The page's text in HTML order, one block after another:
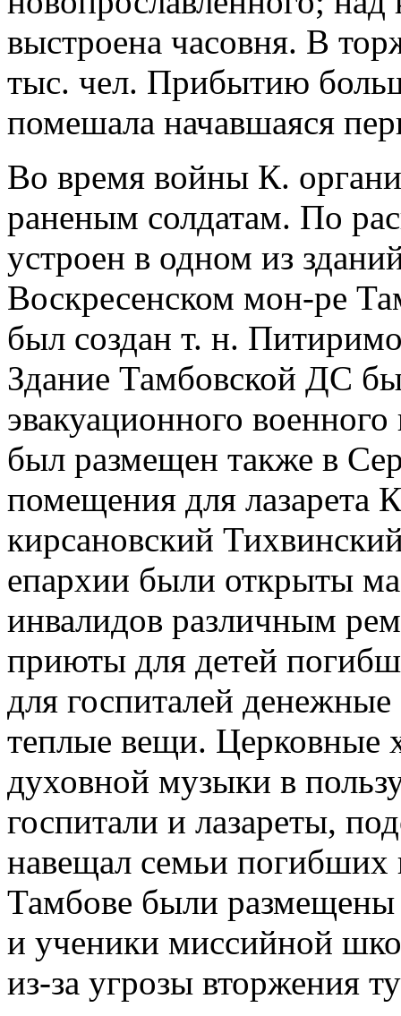
выстроена часовня. В
тыс. чел. Прибытию
помешала начавшаяся
Во время войны К.
раненым солдатам. По
устроен в одном из
Воскресенском мон-ре
был создан т. н.
Здание Тамбовской ДС
эвакуационного
был размещен также в
помещения для лазарета
кирсановский
епархии были открыты
инвалидов различным
приюты для детей
для госпиталей
теплые вещи. Церковные
духовной музыки в
госпитали и лазареты,
навещал семьи
Тамбове были
и ученики миссийной
из-за угрозы вторжения